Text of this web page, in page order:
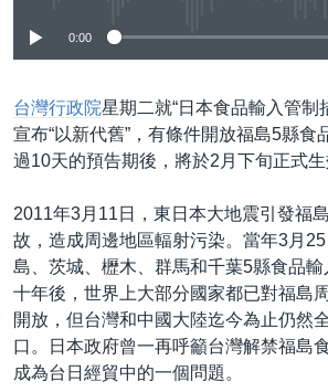
0:00
台灣行政院星期二就“日本食品輸入管制
宣布“以新代舊”，有條件開放福島5縣食
過10天的預告期後，將於2月下旬正式生
2011年3月11日，東日本大地震引發福
故，造成周邊地區輻射污染。當年3月
島、茨城、櫪木、群馬和千葉5縣食品
十年後，世界上大部分國家都已對福島
開放，但台灣和中國大陸迄今為止仍然
口。日本政府曾一再呼籲台灣解禁福島
成為台日經貿中的一個問題。